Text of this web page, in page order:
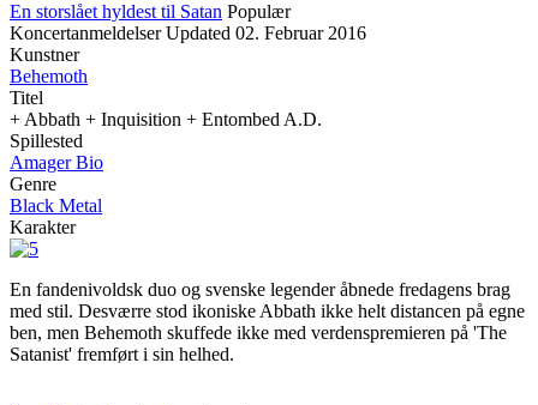
En storslået hyldest til Satan Populær
Koncertanmeldelser Updated 02. Februar 2016
Kunstner
Behemoth
Titel
+ Abbath + Inquisition + Entombed A.D.
Spillested
Amager Bio
Genre
Black Metal
Karakter
En fandenivoldsk duo og svenske legender åbnede fredagens brag
med stil. Desværre stod ikoniske Abbath ikke helt distancen på egne
ben, men Behemoth skuffede ikke med verdenspremieren på 'The
Satanist' fremført i sin helhed.